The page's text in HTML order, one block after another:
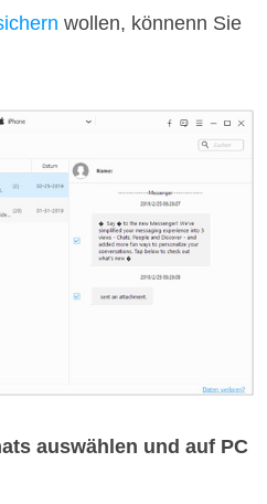
wollen, könnenn Sie
auswählen und auf PC